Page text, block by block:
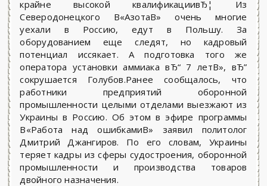
крайне высокой квалификациивЂ¦ Из
Северодонецкого В«АзотаВ» очень многие
уехали в Россию, едут в Польшу. За
оборудованием еще следят, но кадровый
потенциал иссякает. А подготовка того же
оператора установки аммиака вЂ“ 7 летВ», вЂ”
сокрушается Голубов.Ранее сообщалось, что
работники предприятий оборонной
промышленности целыми отделами выезжают из
Украины в Россию. Об этом в эфире программы
В«Работа над ошибкамиВ» заявил политолог
Дмитрий Джангиров. По его словам, Украины
теряет кадры из сферы судостроения, оборонной
промышленности и производства товаров
двойного назначения.